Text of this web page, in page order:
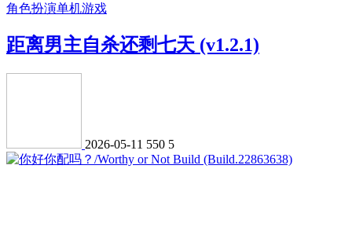
角色扮演单机游戏
距离男主自杀还剩七天 (v1.2.1)
2026-05-11 550 5